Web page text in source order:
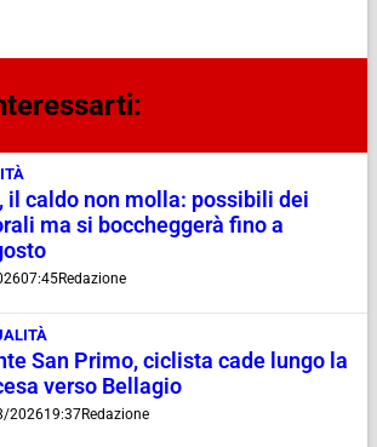
il caldo non molla: possibili dei
ma si boccheggerà fino a
07:45Redazione
San Primo, ciclista cade lungo la
verso Bellagio
202619:37Redazione